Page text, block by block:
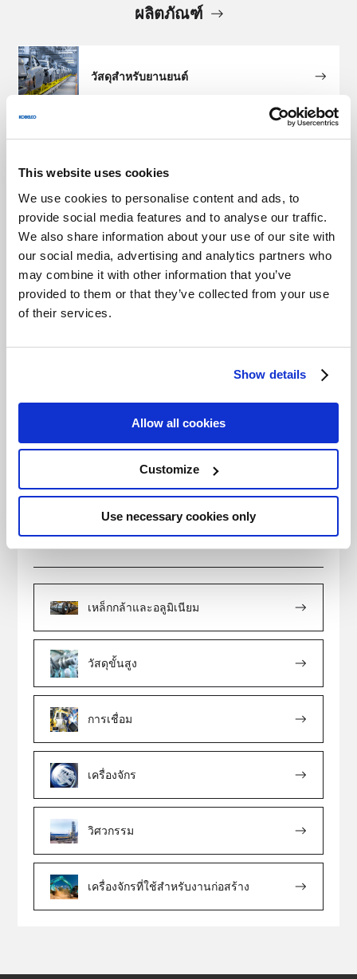
This website uses cookies
We use cookies to personalise content and ads, to
provide social media features and to analyse our traffic.
We also share information about your use of our site with
our social media, advertising and analytics partners who
may combine it with other information that you’ve
provided to them or that they’ve collected from your use
of their services.
Show details
Allow all cookies
Customize
Use necessary cookies only
ผลิตภัณฑ์
วัสดุสำหรับยานยนต์
เครื่องจักรและอุปกรณ์ที่เกี่ยวข้องกับพลังงาน
และสิ่งแวดล้อม
เครื่องจักรและอุปกรณ์อุตสาหกรรม
เครื่องจักรที่ใช้สำหรับงานก่อสร้าง
ค้นหาตามสาขาธุรกิจ
เหล็กกล้าและอลูมิเนียม
วัสดุขั้นสูง
การเชื่อม
เครื่องจักร
วิศวกรรม
เครื่องจักรที่ใช้สำหรับงานก่อสร้าง